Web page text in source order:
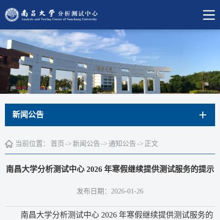
新闻公告
当前位置： 首页 -> 新闻公告 -> 通知公告 -> 正文
南昌大学分析测试中心 2026 年寒假继续提供测试服务的提示
发布日期：2026-01-26
南昌大学分析测试中心 2026 年寒假继续提供测试服务的